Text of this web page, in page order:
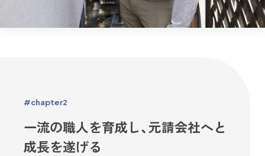
#chapter2
一流の職人を育成し、元請会社へと
成長を遂げる